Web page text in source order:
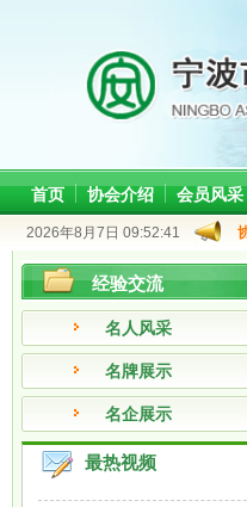
首页 协会介绍 会员风采
2026年8月7日 09:52:41
经验交流
名人风采
名牌展示
名企展示
最热视频